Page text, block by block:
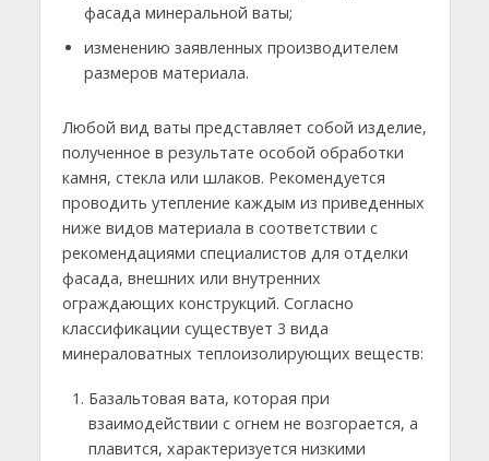
фасада минеральной ваты;
изменению заявленных производителем
размеров материала.
Любой вид ваты представляет собой изделие,
полученное в результате особой обработки
камня, стекла или шлаков. Рекомендуется
проводить утепление каждым из приведенных
ниже видов материала в соответствии с
рекомендациями специалистов для отделки
фасада, внешних или внутренних
ограждающих конструкций. Согласно
классификации существует 3 вида
минераловатных теплоизолирующих веществ:
Базальтовая вата, которая при
взаимодействии с огнем не возгорается, а
плавится, характеризуется низкими